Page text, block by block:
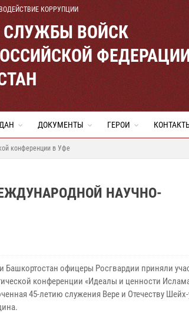
КОРРУПЦИИ
СЛУЖБЫ ВОЙСК
ДОКУМЕНТЫ ГЕРОИ
конференции в Уфе
НАУЧНО-
Башкортостан офицеры Росгвардии приняли
конференции «Идеалы и ценности
45-летию служения Вере и Отечеству